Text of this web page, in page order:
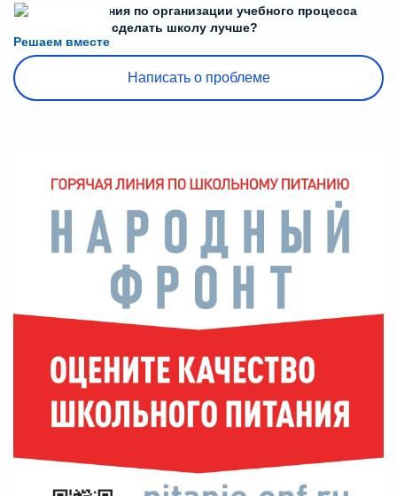
Решаем вместе
Есть предложения по организации учебного процесса
или знаете, как сделать школу лучше?
Написать о проблеме